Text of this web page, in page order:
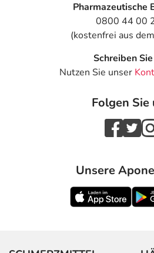
Pharmazeutische
0800 44 00
(kostenfrei aus
Schreiben
Nutzen Sie unser
Folgen Sie
Unsere